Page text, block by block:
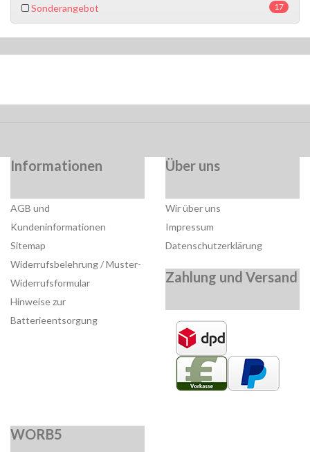
17
Sonderangebot
Informationen
AGB und
Kundeninformationen
Sitemap
Widerrufsbelehrung / Muster-
Widerrufsformular
Hinweise zur
Batterieentsorgung
Über uns
Wir über uns
Impressum
Datenschutzerklärung
Zahlung und Versand
WORB5